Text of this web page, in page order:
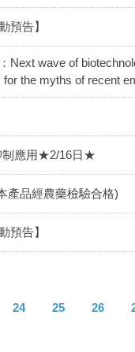
預告】
wave of
the myths of recent
制應用★2/16日★
產品經農藥檢驗合格)
預告】
24 25 26